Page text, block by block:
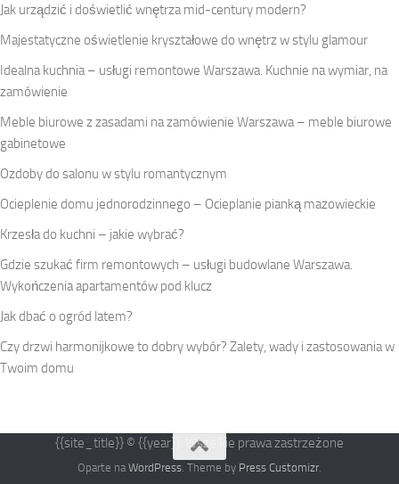
Jak urządzić i doświetlić wnętrza mid-century modern?
Majestatyczne oświetlenie kryształowe do wnętrz w stylu glamour
Idealna kuchnia – usługi remontowe Warszawa. Kuchnie na wymiar, na
zamówienie
Meble biurowe z zasadami na zamówienie Warszawa – meble biurowe
gabinetowe
Ozdoby do salonu w stylu romantycznym
Ocieplenie domu jednorodzinnego – Ocieplanie pianką mazowieckie
Krzesła do kuchni – jakie wybrać?
Gdzie szukać firm remontowych – usługi budowlane Warszawa.
Wykończenia apartamentów pod klucz
Jak dbać o ogród latem?
Czy drzwi harmonijkowe to dobry wybór? Zalety, wady i zastosowania w
Twoim domu
{{site_title}} © {{year}}. Wszelkie prawa zastrzeżone
Oparte naWordPress. Theme by Press Customizr.